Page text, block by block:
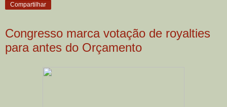
Compartilhar
Congresso marca votação de royalties
para antes do Orçamento